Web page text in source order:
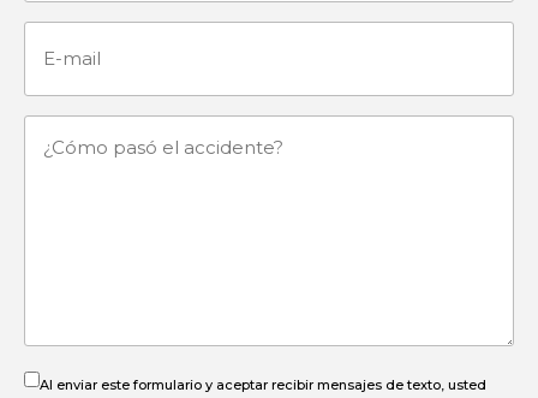
¿Cómo
Al enviar este formulario y aceptar recibir mensajes de texto, usted